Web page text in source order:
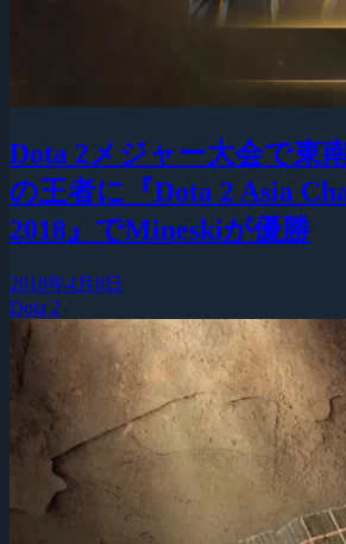
Dota 2メジャー大会で東
の王者に『Dota 2 Asia
2018』でMineskiが優勝
2018年4月8日
Dota 2